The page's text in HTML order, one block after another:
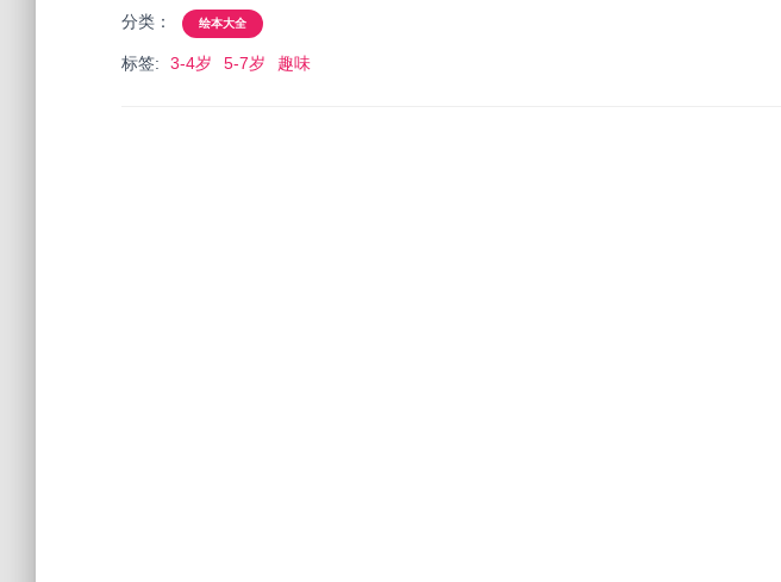
分类： 绘本大全
标签: 3-4岁 5-7岁 趣味